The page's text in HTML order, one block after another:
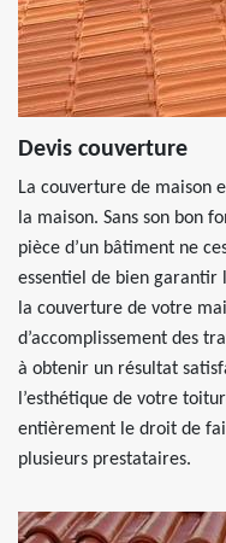
Devis couverture
La couverture de maison
la maison. Sans son bon
pièce d’un bâtiment ne
essentiel de bien garantir
la couverture de votre
d’accomplissement des
à obtenir un résultat
l’esthétique de votre
entièrement le droit de
plusieurs prestataires.